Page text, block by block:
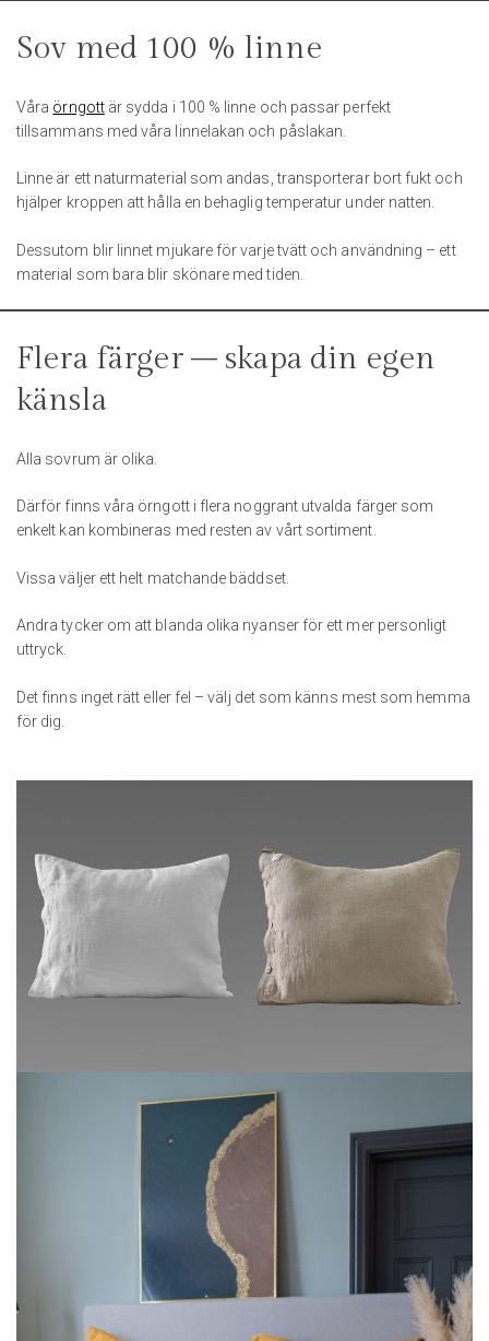
Sov med 100 % linne
Våra örngottär sydda i 100 % linne och passar perfekt
tillsammans med våra linnelakan och påslakan.
Linne är ett naturmaterial som andas, transporterar bort fukt och
hjälper kroppen att hålla en behaglig temperatur under natten.
Dessutom blir linnet mjukare för varje tvätt och användning – ett
material som bara blir skönare med tiden.
Flera färger – skapa din egen
känsla
Alla sovrum är olika.
Därför finns våra örngott i flera noggrant utvalda färger som
enkelt kan kombineras med resten av vårt sortiment.
Vissa väljer ett helt matchande bäddset.
Andra tycker om att blanda olika nyanser för ett mer personligt
uttryck.
Det finns inget rätt eller fel – välj det som känns mest som hemma
för dig.